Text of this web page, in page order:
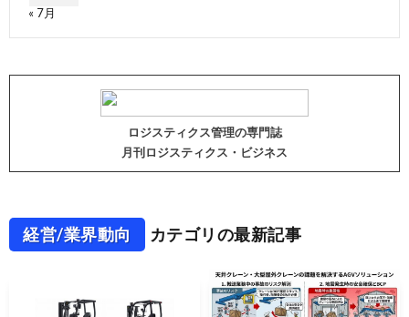
« 7月
ロジスティクス管理の専門誌
月刊ロジスティクス・ビジネス
経営/業界動向 カテゴリの最新記事